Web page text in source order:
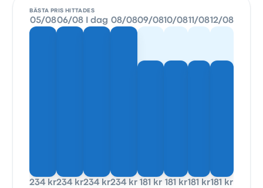
BÄSTA PRIS HITTADES
05/08
234 kr
06/08
234 kr
I dag
234 kr
08/08
234 kr
09/08
181 kr
10/08
181 kr
11/08
181 kr
12/08
181 kr